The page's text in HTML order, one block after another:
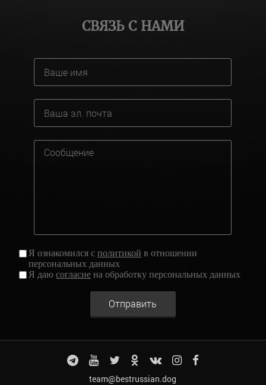
СВЯЗЬ С НАМИ
Я ознакомился сполитикой в отношении
персональных данных
Я даюсогласие на обработку персональных данных
Отправить
team@bestrussian.dog